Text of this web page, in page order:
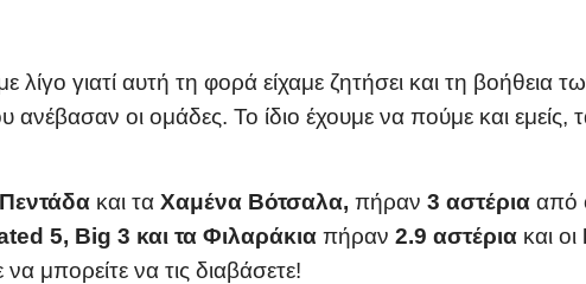
λίγο γιατί αυτή τη φορά είχαμε ζητήσει και τη βοήθεια
ανέβασαν οι ομάδες. Το ίδιο έχουμε να πούμε και
και τα Χαμένα Βότσαλα, πήραν 3 αστέρια από
5, Big 3 και τα Φιλαράκια πήραν 2.9 αστέρια και οι
μπορείτε να τις διαβάσετε!